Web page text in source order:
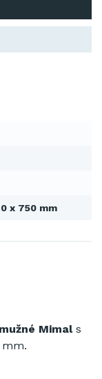
x 750 mm
Mimals
mm.